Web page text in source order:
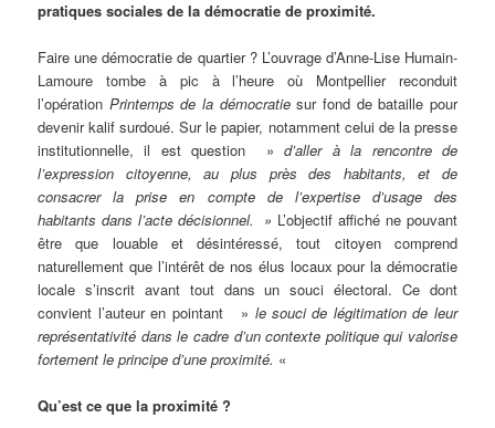
pratiques sociales de la démocratie de proximité.
Faire une démocratie de quartier ? L’ouvrage d’Anne-Lise Humain-
Lamoure tombe à pic à l’heure où Montpellier reconduit
l’opération Printemps de la démocratiesur fond de bataille pour
devenir kalif surdoué. Sur le papier, notamment celui de la presse
institutionnelle, il est question »d’aller à la rencontre de
l’expression citoyenne, au plus près des habitants, et de
consacrer la prise en compte de l’expertise d’usage des
habitants dans l’acte décisionnel. » L’objectif affiché ne pouvant
être que louable et désintéressé, tout citoyen comprend
naturellement que l’intérêt de nos élus locaux pour la démocratie
locale s’inscrit avant tout dans un souci électoral. Ce dont
convient l’auteur en pointant » le souci de légitimation de leur
représentativité dans le cadre d’un contexte politique qui valorise
fortement le principe d’une proximité. «
Qu’est ce que la proximité ?